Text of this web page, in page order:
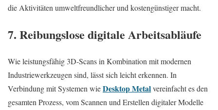
die Aktivitäten umweltfreundlicher und kostengünstiger macht.
7. Reibungslose digitale Arbeitsabläufe
Wie leistungsfähig 3D-Scans in Kombination mit modernen
Industriewerkzeugen sind, lässt sich leicht erkennen. In
Verbindung mit Systemen wieDesktop Metalvereinfacht es den
gesamten Prozess, vom Scannen und Erstellen digitaler Modelle